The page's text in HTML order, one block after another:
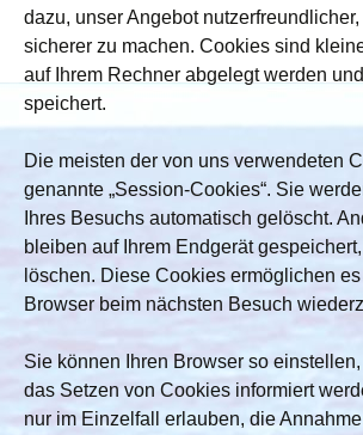
dazu, unser Angebot
sicherer zu machen. Cookies sind
auf Ihrem Rechner abgelegt werden
speichert.
Die meisten der von uns verwendeten
genannte „Session-Cookies“. Sie
Ihres Besuchs automatisch gelöscht.
bleiben auf Ihrem Endgerät
löschen. Diese Cookies ermöglichen
Browser beim nächsten Besuch
Sie können Ihren Browser so
das Setzen von Cookies informiert
nur im Einzelfall erlauben, die